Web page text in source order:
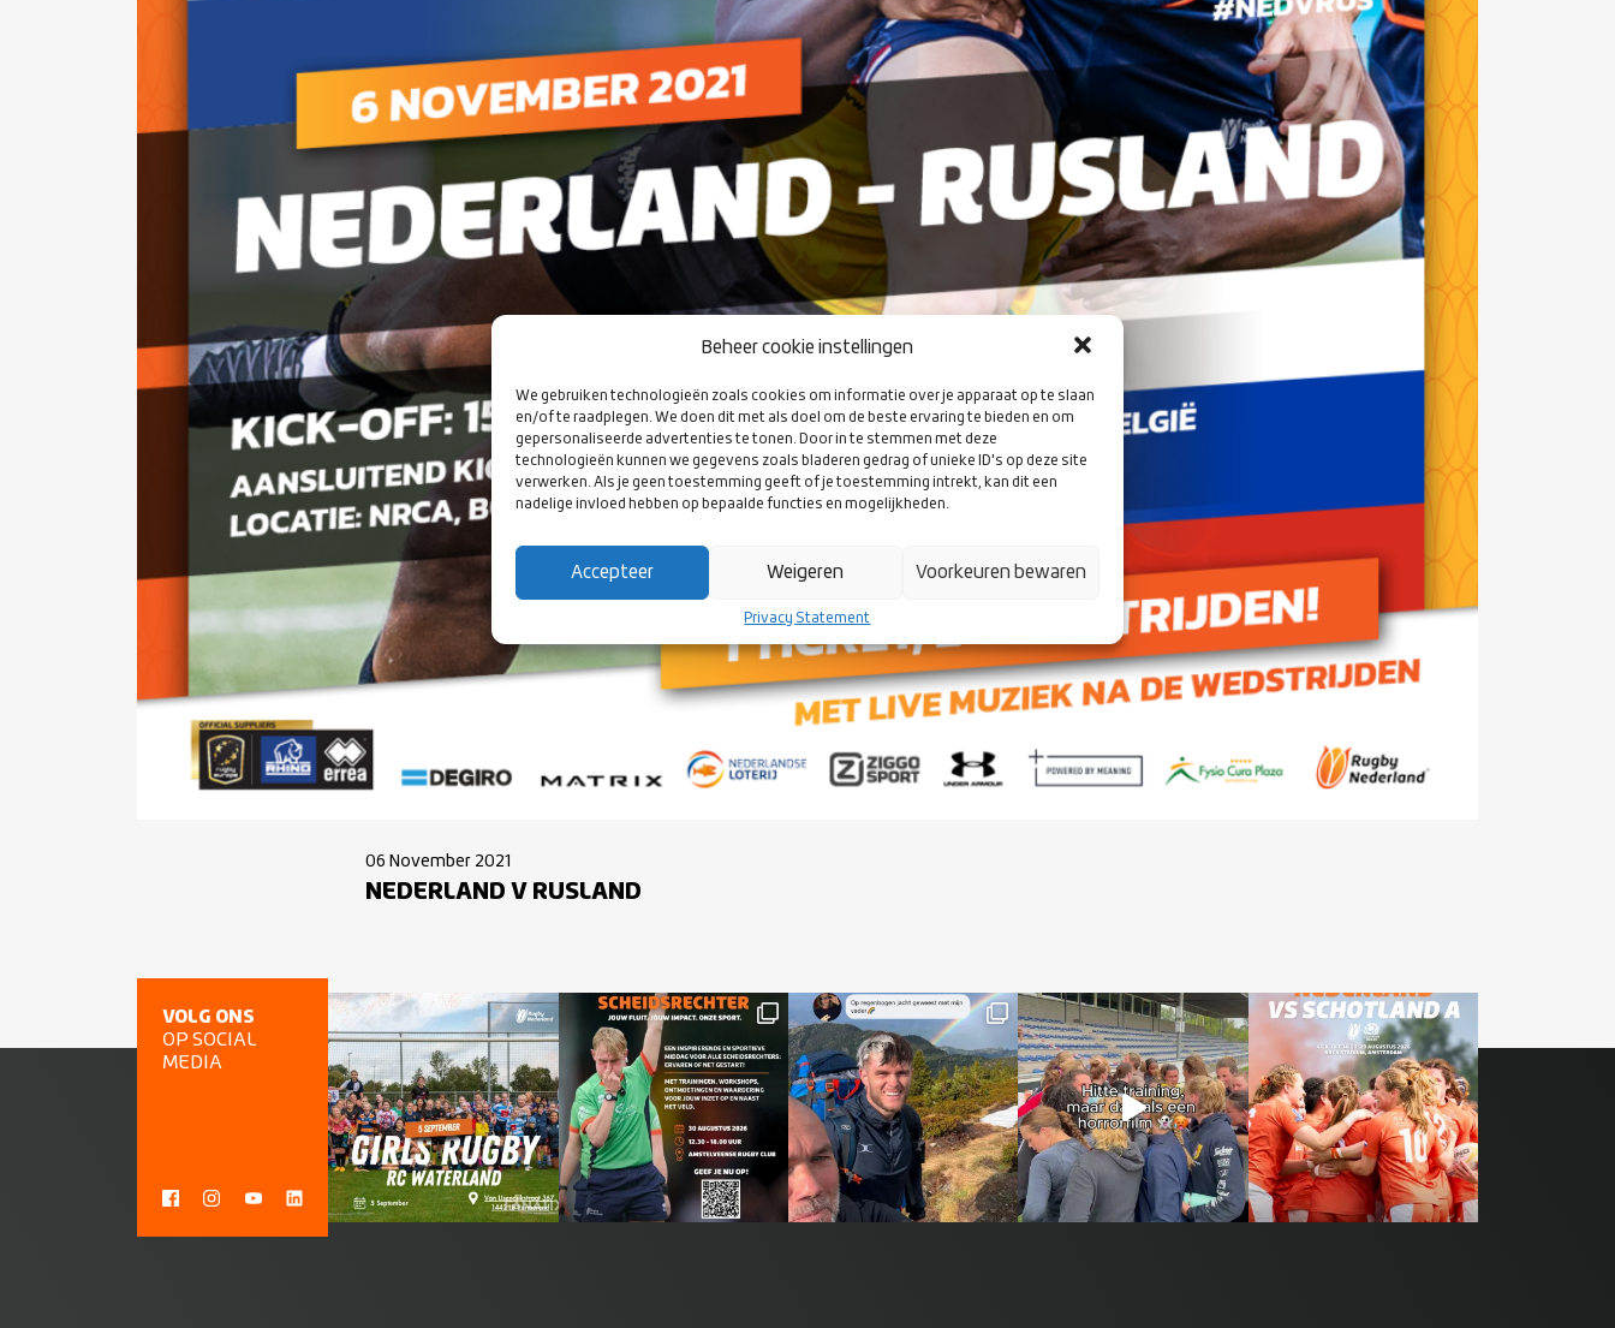
Beheer cookie instellingen
We gebruiken technologieën zoals cookies om informatie over je apparaat op te slaan
en/of te raadplegen. We doen dit met als doel om de beste ervaring te bieden en om
gepersonaliseerde advertenties te tonen. Door in te stemmen met deze
technologieën kunnen we gegevens zoals bladeren gedrag of unieke ID's op deze site
verwerken. Als je geen toestemming geeft of je toestemming intrekt, kan dit een
nadelige invloed hebben op bepaalde functies en mogelijkheden.
Accepteer Weigeren Voorkeuren bewaren
Privacy Statement
06 November 2021
NEDERLAND V RUSLAND
VOLG ONS
OP SOCIAL
MEDIA